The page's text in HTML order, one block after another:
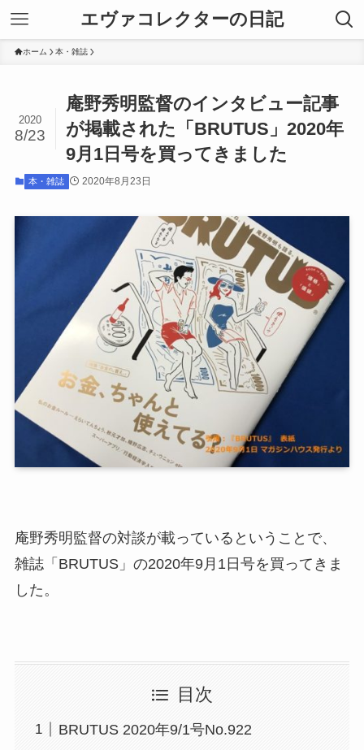
エヴァコレクターの日記
ホーム 本・雑誌
庵野秀明監督のインタビュー記事
が掲載された「BRUTUS」2020年
9月1日号を買ってきました
2020
8/23
本・雑誌 2020年8月23日
庵野秀明監督の対談が載っているということで、
雑誌「BRUTUS」の2020年9月1日号を買ってきま
した。
目次
BRUTUS 2020年9/1号No.922